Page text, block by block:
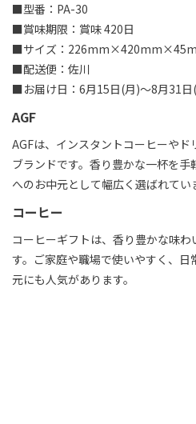
■型番：PA-30
■賞味期限：賞味 420日
■サイズ：
■配送便：佐川
■お届け日：6月15日(月)～8月31日
AGF
AGFは、インスタントコーヒーや
ブランドです。香り豊かな一杯を
へのお中元として幅広く選ばれてい
コーヒー
コーヒーギフトは、香り豊かな味
す。ご家庭や職場で使いやすく、
元にも人気があります。